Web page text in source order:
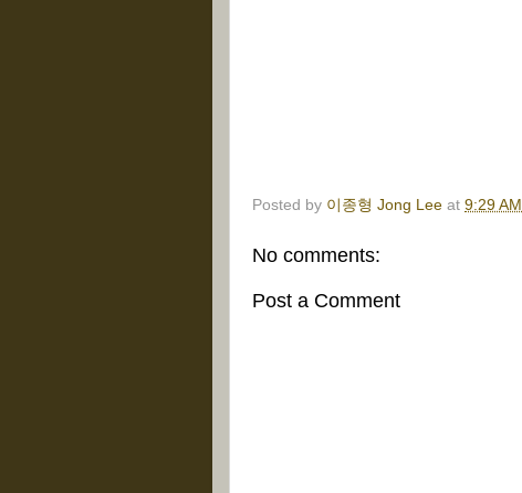
Posted by 이종형 Jong Lee at 9:29 AM
No comments:
Post a Comment